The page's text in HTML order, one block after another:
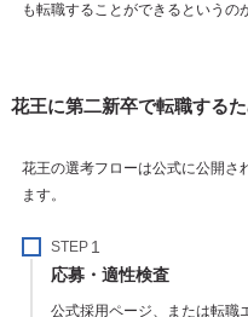
も転職することができるというの
花王に第二新卒で転職する
花王の選考フローは公式に公開さ
ます。
STEP
応募・適性検査
公式採用ページ、または転職